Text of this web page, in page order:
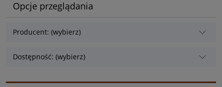
Opcje przeglądania
Producent: (wybierz)
Dostępność: (wybierz)